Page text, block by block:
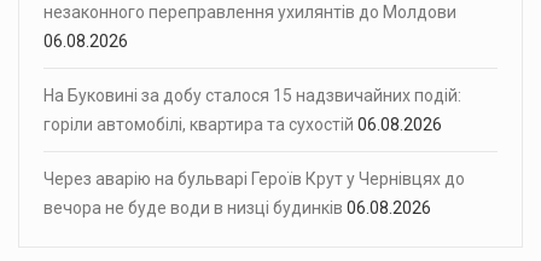
незаконного переправлення ухилянтів до Молдови
06.08.2026
На Буковині за добу сталося 15 надзвичайних подій:
горіли автомобілі, квартира та сухостій 06.08.2026
Через аварію на бульварі Героїв Крут у Чернівцях до
вечора не буде води в низці будинків 06.08.2026